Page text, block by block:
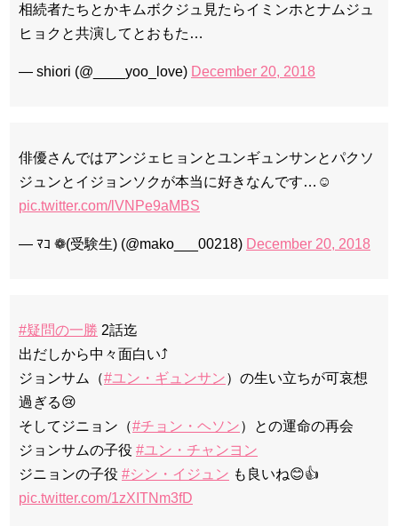
相続者たちとかキムボクジュ見たらイミンホとナムジュ
ヒョクと共演してとおもた…
— shiori (@____yoo_love) December 20, 2018
俳優さんではアンジェヒョンとユンギュンサンとパクソ
ジュンとイジョンソクが本当に好きなんです…☺️
pic.twitter.com/lVNPe9aMBS
— ﾏｺ ❁(受験生) (@mako___00218) December 20, 2018
#疑問の一勝 2話迄
出だしから中々面白い⤴️
ジョンサム（#ユン・ギュンサン）の生い立ちが可哀想
過ぎる😢
そしてジニョン（#チョン・ヘソン）との運命の再会
ジョンサムの子役 #ユン・チャンヨン
ジニョンの子役 #シン・イジュン も良いね😊👍
pic.twitter.com/1zXITNm3fD